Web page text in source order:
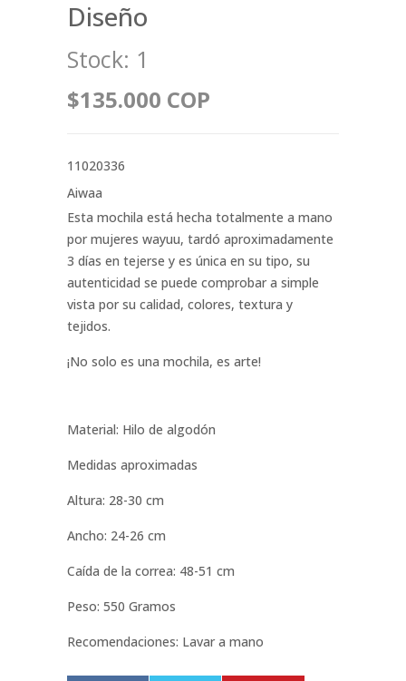
Diseño
Stock: 1
$135.000 COP
11020336
Aiwaa
Esta mochila está hecha totalmente a mano
por mujeres wayuu, tardó aproximadamente
3 días en tejerse y es única en su tipo, su
autenticidad se puede comprobar a simple
vista por su calidad, colores, textura y
tejidos.
¡No solo es una mochila, es arte!
Material: Hilo de algodón
Medidas aproximadas
Altura: 28-30 cm
Ancho: 24-26 cm
Caída de la correa: 48-51 cm
Peso: 550 Gramos
Recomendaciones: Lavar a mano